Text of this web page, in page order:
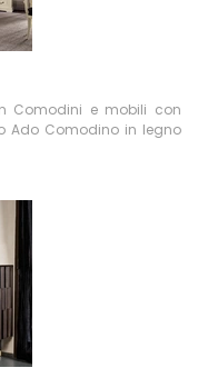
Comodini e mobili con
Ado Comodino in legno